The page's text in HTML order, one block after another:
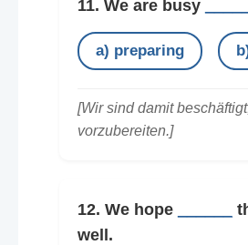
11. We are busy
a) preparing
[Wir sind damit
vorzubereiten.]
12. We hope
well.